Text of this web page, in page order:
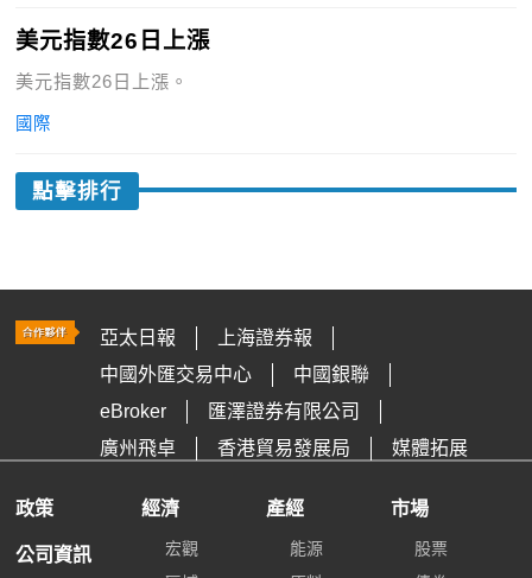
美元指數26日上漲
美元指數26日上漲。
國際
點擊排行
亞太日報
上海證券報
中國外匯交易中心
中國銀聯
eBroker
匯澤證券有限公司
廣州飛卓
香港貿易發展局 媒體拓展
政策
公司資訊
經濟
宏觀
產經
能源
市場
股票